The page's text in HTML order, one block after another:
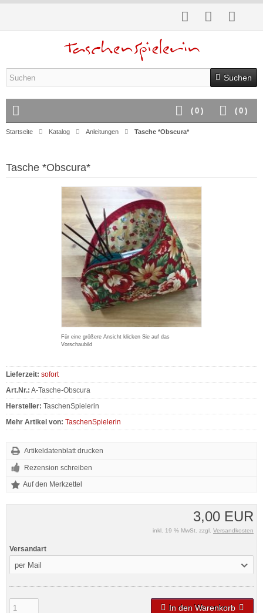
Suchen
( 0 )
( 0 )
Startseite Katalog Anleitungen Tasche *Obscura*
Tasche *Obscura*
Für eine größere Ansicht klicken Sie auf das
Vorschaubild
Lieferzeit: sofort
Art.Nr.: A-Tasche-Obscura
Hersteller: TaschenSpielerin
Mehr Artikel von: TaschenSpielerin
Artikeldatenblatt drucken
Rezension schreiben
3,00 EUR
inkl. 19 % MwSt. zzgl. Versandkosten
Versandart
per Mail
In den Warenkorb